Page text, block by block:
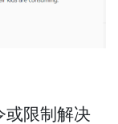
或限制解决